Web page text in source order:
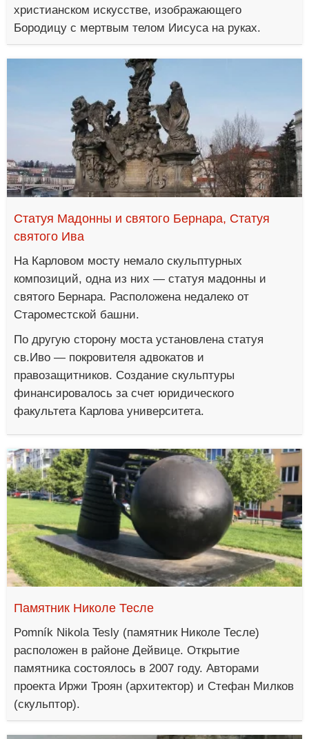
христианском искусстве, изображающего
Бородицу с мертвым телом Иисуса на руках.
Статуя Мадонны и святого Бернара, Статуя
святого Ива
На Карловом мосту немало скульптурных
композиций, одна из них — статуя мадонны и
святого Бернара. Расположена недалеко от
Староместской башни.
По другую сторону моста установлена статуя
св.Иво — покровителя адвокатов и
правозащитников. Создание скульптуры
финансировалось за счет юридического
факультета Карлова университета.
Памятник Николе Тесле
Pomník Nikola Tesly (памятник Николе Тесле)
расположен в районе Дейвице. Открытие
памятника состоялось в 2007 году. Авторами
проекта Иржи Троян (архитектор) и Стефан Милков
(скульптор).